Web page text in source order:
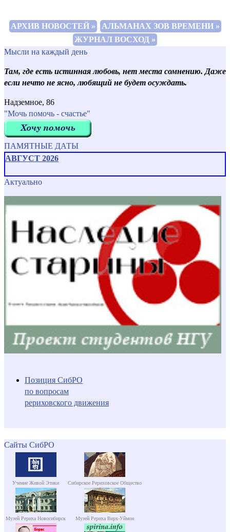
АРХИВ НОВОСТЕЙ »
АЛЬМАНАХ ЗОВ ВРЕМЕНИ »
ЖУРНАЛ ВОСХОД »
Мысли на каждый день
Там, где есть истинная любовь, нет места сомнению. Даже
если нечто не ясно, любящий не будет осуждать.
Надземное, 86
"Мочь помочь - счастье"
ПАМЯТНЫЕ ДАТЫ
АВГУСТ 2026
Актуально
Позиция СибРО
по вопросам
рериховского движения
Сайты СибРО
Учение Живой Этики Сибирское Рериховское Общество
Музей Рериха Новосибирск Музей Рериха Верх-Уймон